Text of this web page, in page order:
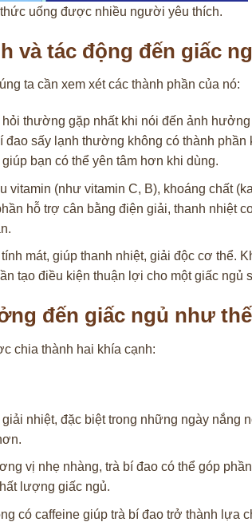
uống được nhiều người yêu thích.
và tác động đến giấc
ta cần xem xét các thành phần của nó:
thường gặp nhất khi nói đến ảnh hưởng
sấy lạnh thường không có thành phần
bạn có thể yên tâm hơn khi dùng.
vitamin (như vitamin C, B), khoáng chất
hỗ trợ cân bằng điện giải, thanh nhiệt
mát, giúp thanh nhiệt, giải độc cơ thể.
tạo điều kiện thuận lợi cho một giấc ngủ
đến giấc ngủ như
chia thành hai khía cạnh:
nhiệt, đặc biệt trong những ngày nắng
vị nhẹ nhàng, trà bí đao có thể góp
lượng giấc ngủ.
có caffeine giúp trà bí đao trở thành lựa